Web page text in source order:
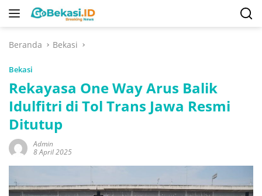
Langsung
Beranda
Bekasi
Bekasi
Rekayasa One Way Arus Balik
Idulfitri di Tol Trans Jawa Resmi
Ditutup
Admin
8 April 2025